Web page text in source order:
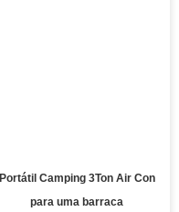
Portátil Camping 3Ton Air Con
para uma barraca